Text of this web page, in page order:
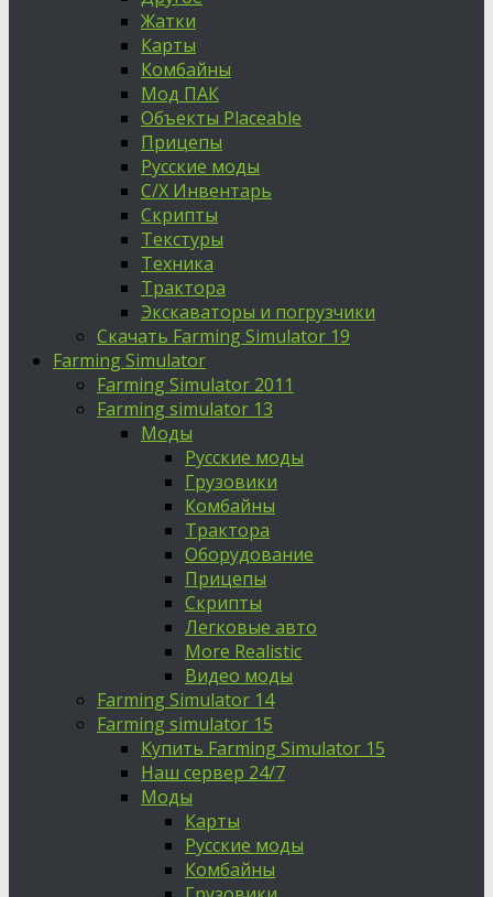
Жатки
Карты
Комбайны
Мод ПАК
Объекты Placeable
Прицепы
Русские моды
С/Х Инвентарь
Скрипты
Текстуры
Техника
Трактора
Экскаваторы и погрузчики
Скачать Farming Simulator 19
Farming Simulator
Farming Simulator 2011
Farming simulator 13
Моды
Русские моды
Грузовики
Комбайны
Трактора
Оборудование
Прицепы
Скрипты
Легковые авто
More Realistic
Видео моды
Farming Simulator 14
Farming simulator 15
Купить Farming Simulator 15
Наш сервер 24/7
Моды
Карты
Русские моды
Комбайны